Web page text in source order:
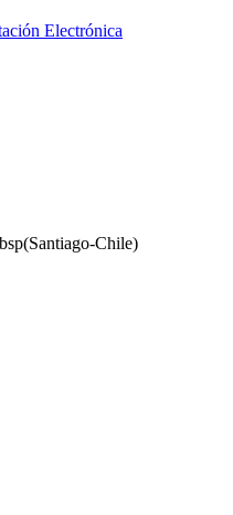
Electrónica
Chile)